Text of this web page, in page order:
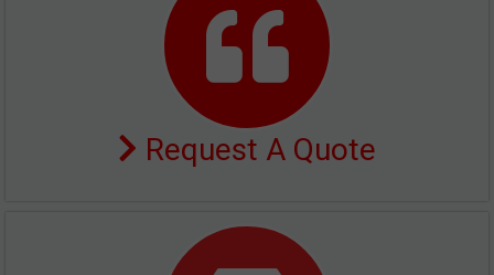
Request A Quote